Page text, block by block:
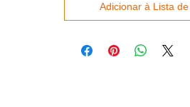
Adicionar à Lista